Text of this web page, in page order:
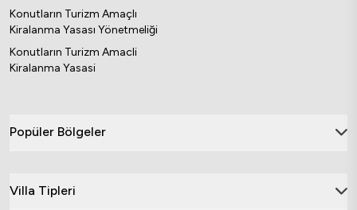
Konutların Turizm Amaçlı
Kiralanma Yasası Yönetmeliği
Konutların Turizm Amacli
Kiralanma Yasasi
Popüler Bölgeler
Villa Tipleri